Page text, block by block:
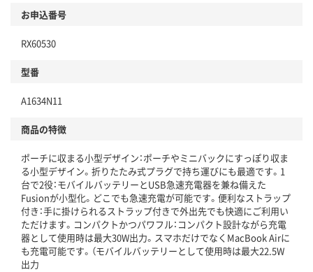
お申込番号
RX60530
型番
A1634N11
商品の特徴
ポーチに収まる小型デザイン：ポーチやミニバックにすっぽり収ま
る小型デザイン。折りたたみ式プラグで持ち運びにも最適です。1
台で2役：モバイルバッテリーとUSB急速充電器を兼ね備えた
Fusionが小型化。どこでも急速充電が可能です。便利なストラップ
付き：手に掛けられるストラップ付きで外出先でも快適にご利用い
ただけます。コンパクトかつパワフル：コンパクト設計ながら充電
器として使用時は最大30W出力。スマホだけでなくMacBook Airに
も充電可能です。（モバイルバッテリーとして使用時は最大22.5W
出力